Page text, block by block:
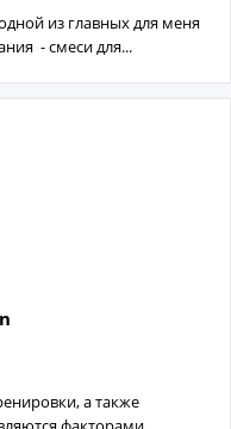
из главных для меня
- смеси для...
а также